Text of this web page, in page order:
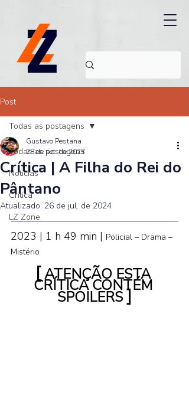
Post
Todas as postagens
Noticias
Crítica
LZ Zone
Todas as postagens
Crítica | A Filha do Rei do
Pântano
Gustavo Pestana
28 de set. de 2023
Atualizado: 26 de jul. de 2024
2023 | 1 h 49 min | Policial – Drama –
Mistério
[ ATENÇÃO ESTA
CRÍTICA CONTÉM
SPOILERS ]